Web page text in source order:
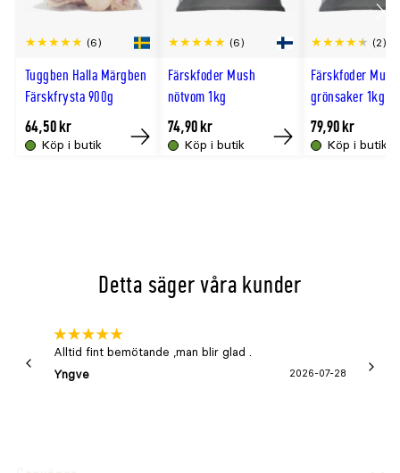
800g.
Jämför med
Hundtugg MUSH Basic Nöt Broskben 800g
till
Tuggben Halla Märgben
Färskfrysta 900g
(6)
Köp i butik
64,50 kr
Köp
Färskfoder Mush
nötvom 1kg
(6)
Köp i butik
74,90 kr
Köp
Färskfoder
grönsaker 1kg
(2)
Köp i butik
79,90 kr
Detta säger våra kunder
Alltid fint bemötande ,man blir glad .
Yngve
2026-07-28